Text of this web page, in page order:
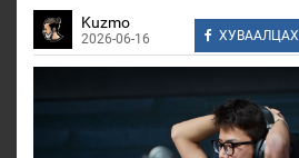
Kuzmo
2026-06-16 ХУВААЛЦАХ